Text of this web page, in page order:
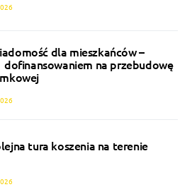
dla mieszkańców –
na przebudowę
tura koszenia na terenie